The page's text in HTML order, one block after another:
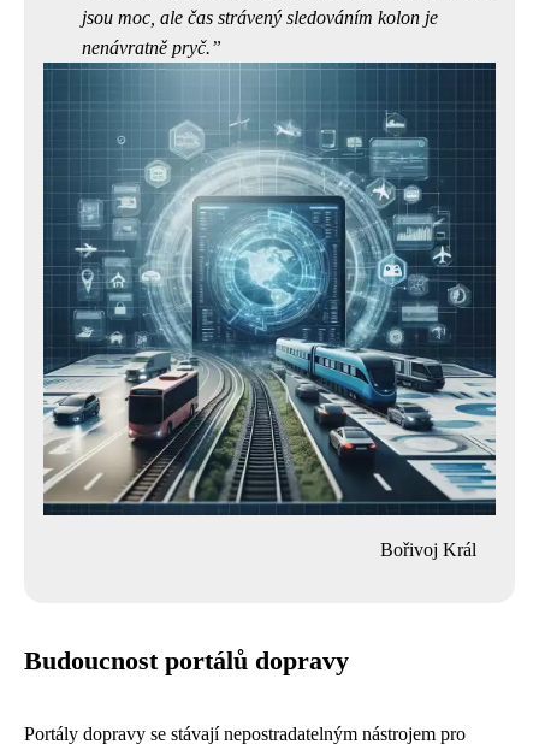
jsou moc, ale čas strávený sledováním kolon je
nenávratně pryč.
Bořivoj Král
Budoucnost portálů dopravy
Portály dopravy se stávají nepostradatelným nástrojem pro